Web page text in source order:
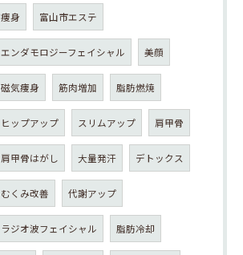
痩身 富山市エステ
エンダモロジーフェイシャル 美顔
磁気痩身 筋肉増加 脂肪燃焼
ヒップアップ スリムアップ 肩甲骨
肩甲骨はがし 大量発汗 デトックス
むくみ改善 代謝アップ
ラジオ波フェイシャル 脂肪冷却